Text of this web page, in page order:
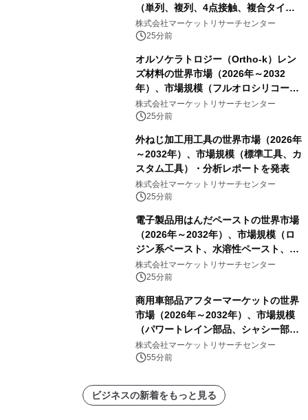
（単列、複列、4点接触、複合タイ
プ）・分析レポートを発表
株式会社マーケットリサーチセンター
25分前
オルソケラトロジー（Ortho-k）レン
ズ材料の世界市場（2026年～2032
年）、市場規模（フルオロシリコーン
アクリレート、シリコーンアクリレー
ト、その他）・分析レポートを発表
株式会社マーケットリサーチセンター
25分前
外ねじ加工用工具の世界市場（2026年
～2032年）、市場規模（標準工具、カ
スタム工具）・分析レポートを発表
株式会社マーケットリサーチセンター
25分前
電子製品用はんだペーストの世界市場
（2026年～2032年）、市場規模（ロ
ジン系ペースト、水溶性ペースト、ノ
ークリーンペースト）・分析レポート
を発表
株式会社マーケットリサーチセンター
25分前
商用車部品アフターマーケットの世界
市場（2026年～2032年）、市場規模
（パワートレイン部品、シャシー部
品、ボディ・キャビン部品、電気・電
子部品、インテリア・快適性部品）・
株式会社マーケットリサーチセンター
55分前
ビジネスの新着をもっと見る